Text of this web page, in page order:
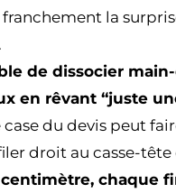
franchement la
de dissocier
en rêvant “juste
du devis peut
droit au casse-
chaque